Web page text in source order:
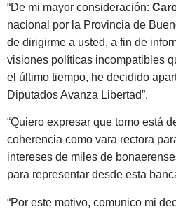
“De mi mayor consideración:
nacional por la Provincia de
de dirigirme a usted, a fin de
visiones políticas incompatibles
el último tiempo, he decidido
Diputados Avanza Libertad”.
“Quiero expresar que tomo está
coherencia como vara rectora
intereses de miles de
para representar desde esta
“Por este motivo, comunico mi